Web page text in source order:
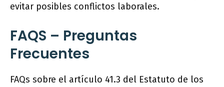
evitar posibles conflictos laborales.
FAQS – Preguntas
Frecuentes
FAQs sobre el artículo 41.3 del Estatuto de los